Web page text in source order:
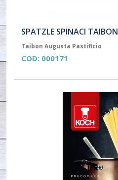
SPATZLE SPINACI TAIBON
Taibon Augusta Pastificio
COD: 000171